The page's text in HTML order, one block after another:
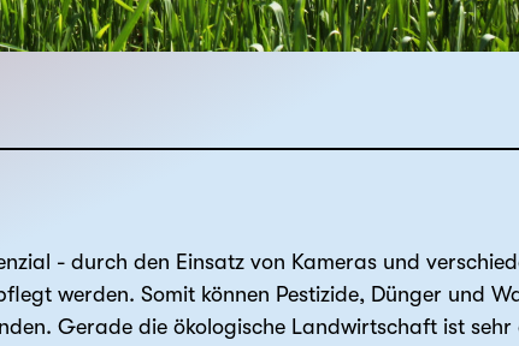
- durch den Einsatz von Kameras und
werden. Somit können Pestizide, Dünger und
Gerade die ökologische Landwirtschaft ist